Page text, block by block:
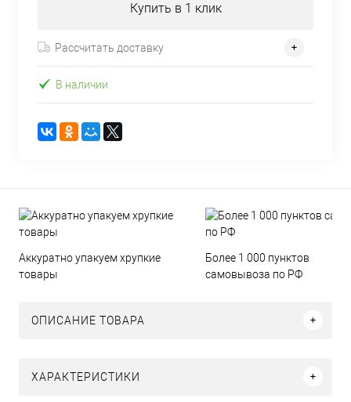
Купить в 1 клик
Рассчитать доставку
В наличии
Аккуратно упакуем хрупкие
товары
Более 1 000 пунктов
самовывоза по РФ
ОПИСАНИЕ ТОВАРА
ХАРАКТЕРИСТИКИ